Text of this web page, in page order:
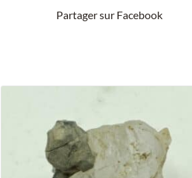
Partager sur Facebook